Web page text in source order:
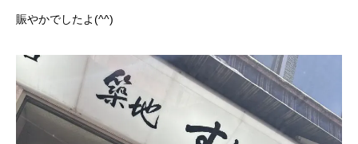
ジャストリース プラン例
保険ご相談
賑やかでしたよ(^^)